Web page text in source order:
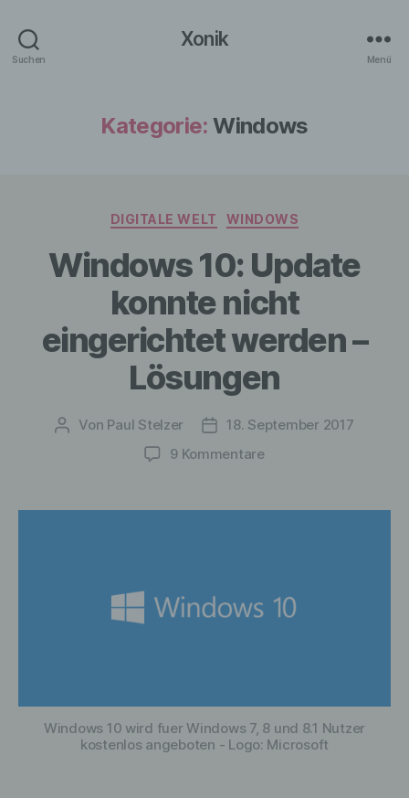
Suchen
Xonik
Menü
Kategorie: Windows
Kategorien
DIGITALE WELT WINDOWS
Windows 10: Update
konnte nicht
eingerichtet werden –
Lösungen
Beitragsautor
Von Paul Stelzer Veröffentlichungsdatum
18. September 2017
9 Kommentarezu
Update
werden
–
Windows 10 wird fuer Windows 7, 8 und 8.1 Nutzer
kostenlos angeboten - Logo: Microsoft